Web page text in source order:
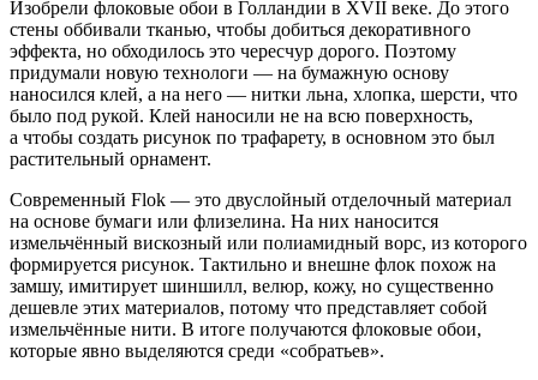
Изобрели флоковые обои в Голландии в XVII веке. До этого
стены оббивали тканью, чтобы добиться декоративного
эффекта, но обходилось это чересчур дорого. Поэтому
придумали новую технологи — на бумажную основу
наносился клей, а на него — нитки льна, хлопка, шерсти, что
было под рукой. Клей наносили не на всю поверхность,
а чтобы создать рисунок по трафарету, в основном это был
растительный орнамент.
Современный Flok — это двуслойный отделочный материал
на основе бумаги или флизелина. На них наносится
измельчённый вискозный или полиамидный ворс, из которого
формируется рисунок. Тактильно и внешне флок похож на
замшу, имитирует шиншилл, велюр, кожу, но существенно
дешевле этих материалов, потому что представляет собой
измельчённые нити. В итоге получаются флоковые обои,
которые явно выделяются среди «собратьев».